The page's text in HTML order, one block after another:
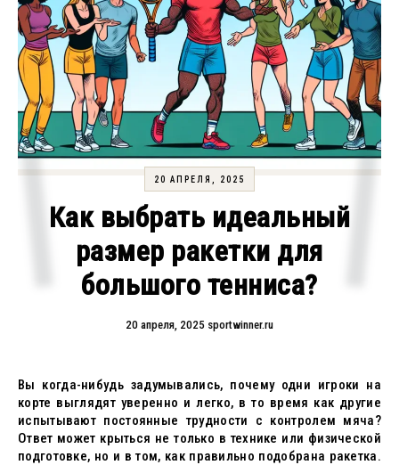
20 АПРЕЛЯ, 2025
Как выбрать идеальный
размер ракетки для
большого тенниса?
20 апреля, 2025 sportwinner.ru
Вы когда-нибудь задумывались, почему одни игроки на
корте выглядят уверенно и легко, в то время как другие
испытывают постоянные трудности с контролем мяча?
Ответ может крыться не только в технике или физической
подготовке, но и в том, как правильно подобрана ракетка.